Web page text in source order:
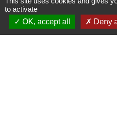
Confort et qualité
Ministère chargé de
to activate
OK, accept all
Deny